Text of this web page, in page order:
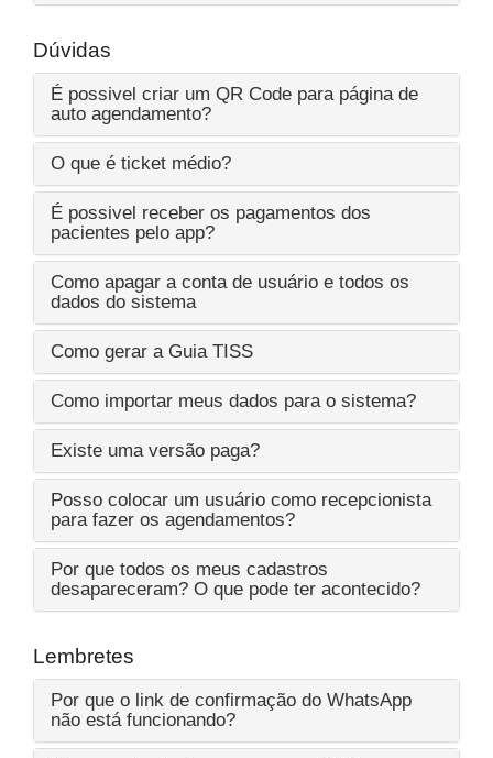
Dúvidas
É possivel criar um QR Code para página de
auto agendamento?
O que é ticket médio?
É possivel receber os pagamentos dos
pacientes pelo app?
Como apagar a conta de usuário e todos os
dados do sistema
Como gerar a Guia TISS
Como importar meus dados para o sistema?
Existe uma versão paga?
Posso colocar um usuário como recepcionista
para fazer os agendamentos?
Por que todos os meus cadastros
desapareceram? O que pode ter acontecido?
Lembretes
Por que o link de confirmação do WhatsApp
não está funcionando?